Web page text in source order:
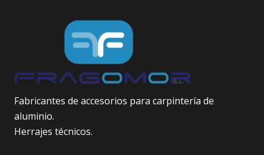
Fabricantes de accesorios para carpintería de
aluminio.
Herrajes técnicos.